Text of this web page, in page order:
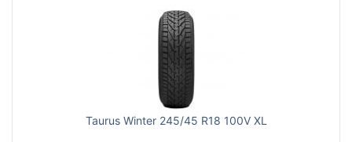
Taurus Winter 245/45 R18 100V XL